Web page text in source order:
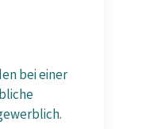
bei einer